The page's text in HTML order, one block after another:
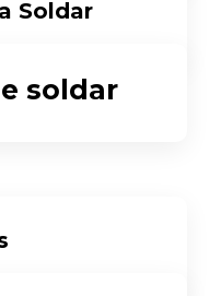
Soldar
soldar